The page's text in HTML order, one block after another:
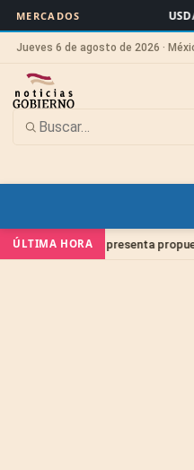
MERCADOS USD/
Jueves 6 de agosto de 2026 ·
ÚLTIMA HORA
presenta propuestas para la